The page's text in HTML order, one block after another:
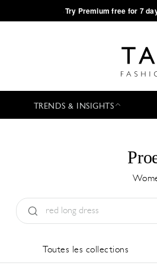
·Try Premium free for 7
TRENDS & INSIGHTS
Toutes les collections